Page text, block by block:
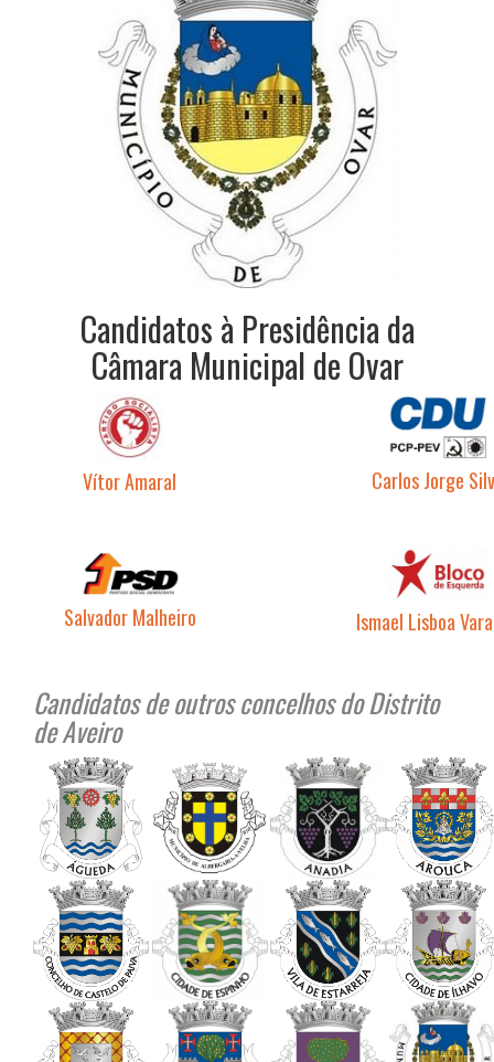
Candidatos à Presidência da
Câmara Municipal de Ovar
Vítor Amaral Carlos Jorge
Salvador Malheiro Ismael Lisboa
Candidatos de outros concelhos do Distrito
de Aveiro